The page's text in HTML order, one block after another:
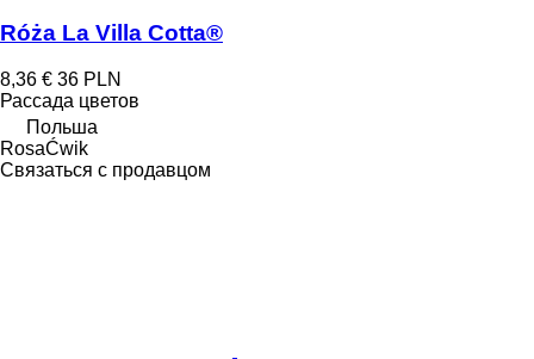
Róża La Villa Cotta®
8,36 € 36 PLN
Рассада цветов
Польша
RosaĆwik
Связаться с продавцом